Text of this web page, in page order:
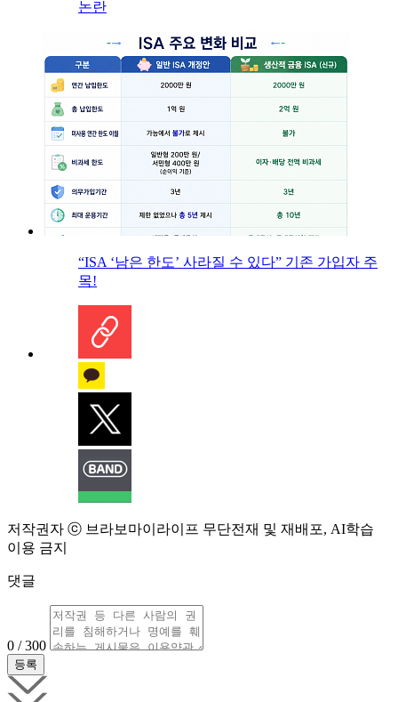
논란
“ISA ‘남은 한도’ 사라질 수 있다” 기존 가입자 주
목!
저작권자 ⓒ 브라보마이라이프 무단전재 및 재배포, AI학습
이용 금지
댓글
0 / 300